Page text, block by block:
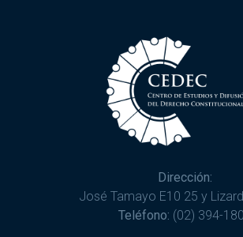
Dirección:
José Tamayo E10 25 y
Teléfono: (02) 394-